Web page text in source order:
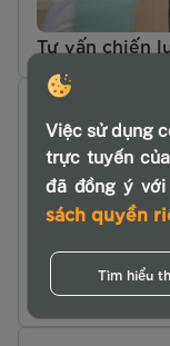
Tư vấn chiến
Quản lý nhân
Việc sử dụng
trực tuyến
đã đồng ý
sách quyền
Tìm hiểu